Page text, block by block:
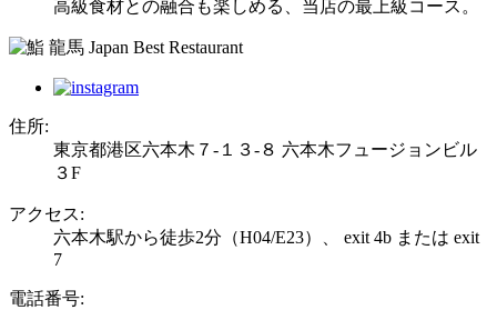
高級食材との融合も楽しめる、当店の最上級コース。
住所:
東京都港区六本木７-１３-８ 六本木フュージョンビル
３F
アクセス:
六本木駅から徒歩2分（H04/E23）、 exit 4b または exit
7
電話番号: